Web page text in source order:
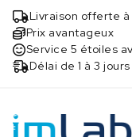
Livraison offerte
Prix avantageux
Service 5 étoiles
Délai de 1 à 3